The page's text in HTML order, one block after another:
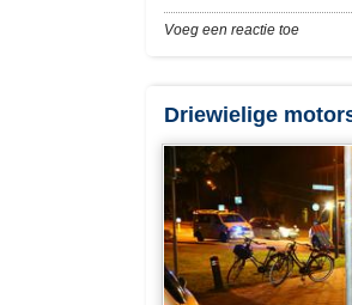
Voeg een reactie toe
Driewielige